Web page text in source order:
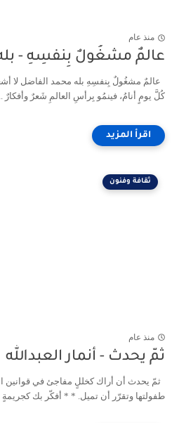
منذ عام
عالمٌ مشغُولٌ بِنفسِهِ -
عالمٌ مشغُولٌ بِنفسِهِ بله محمد الفاضل لا
كُلَّ يومٍ أنامُ، فينمُو بِرأسِ العالمِ شَعرٌ وأفكارٌ
ثقافة وفنون
منذ عام
ثمّ يحدث - أنمار العبدالله
ثمّ يحدث أن أراك كخللٍ مفاجئ في قوانين
طفولتها وتقرّر أن تميل. * * أفكّر بك كجريمةٍ